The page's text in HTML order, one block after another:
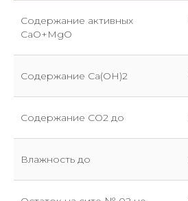
Содержание активных
CaO+MgО
Содержание Ca(OH)2
Содержание СО2 до
Влажность до